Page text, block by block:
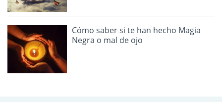
Cómo saber si te han hecho Magia
Negra o mal de ojo